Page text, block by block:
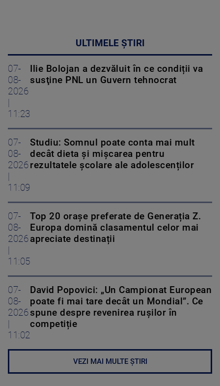
ULTIMELE ȘTIRI
07-
08-
2026
11:23
Ilie Bolojan a dezvăluit în ce condiții va
susţine PNL un Guvern tehnocrat
07-
08-
2026
11:09
Studiu: Somnul poate conta mai mult
decât dieta și mișcarea pentru
rezultatele școlare ale adolescenților
07-
08-
2026
11:05
Top 20 orașe preferate de Generația Z.
Europa domină clasamentul celor mai
apreciate destinații
07-
08-
2026
11:02
David Popovici: „Un Campionat European
poate fi mai tare decât un Mondial”. Ce
spune despre revenirea rușilor în
competiție
VEZI MAI MULTE ȘTIRI